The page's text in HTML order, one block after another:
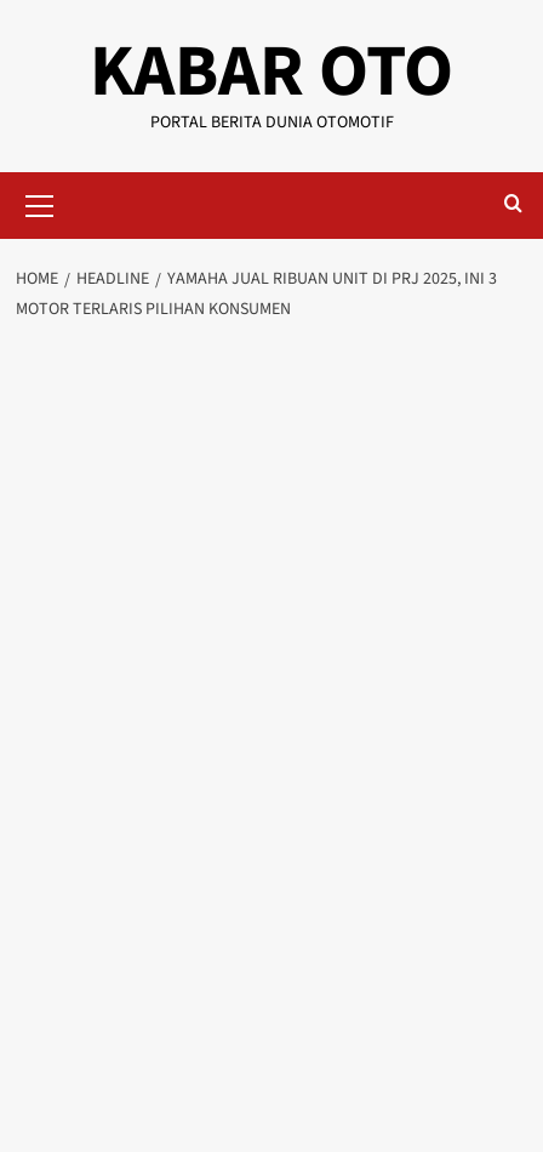
KABAR OTO
PORTAL BERITA DUNIA OTOMOTIF
HOME HEADLINE
YAMAHA JUAL RIBUAN UNIT DI PRJ 2025, INI 3
MOTOR TERLARIS PILIHAN KONSUMEN